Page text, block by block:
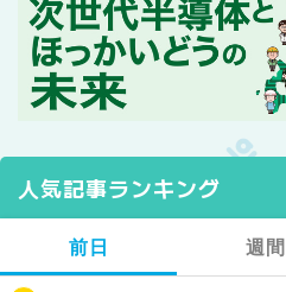
人気記事ランキング
前日 週間